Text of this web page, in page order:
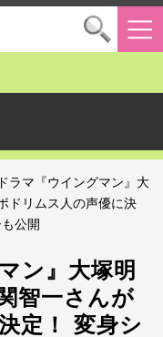
ラマ『ウイングマン』大
ドリムス人の声優に決
公開
ン』大塚明
智一さんが
定！ 変身シ